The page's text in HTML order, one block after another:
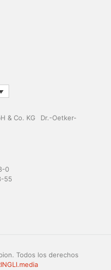
Dr.-Oetker-
0
55
Todos los derechos